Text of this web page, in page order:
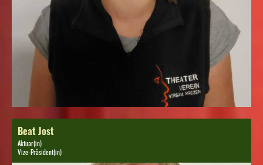
Beat Jost
Aktuar(in)
Vize-Präsident(in)